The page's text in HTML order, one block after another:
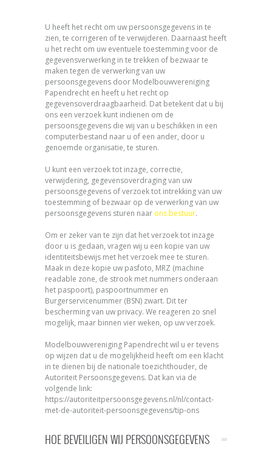
U heeft het recht om uw persoonsgegevens in te
zien, te corrigeren of te verwijderen. Daarnaast heeft
u het recht om uw eventuele toestemming voor de
gegevensverwerking in te trekken of bezwaar te
maken tegen de verwerking van uw
persoonsgegevens door Modelbouwvereniging
Papendrecht en heeft u het recht op
gegevensoverdraagbaarheid. Dat betekent dat u bij
ons een verzoek kunt indienen om de
persoonsgegevens die wij van u beschikken in een
computerbestand naar u of een ander, door u
genoemde organisatie, te sturen.
U kunt een verzoek tot inzage, correctie,
verwijdering, gegevensoverdraging van uw
persoonsgegevens of verzoek tot intrekking van uw
toestemming of bezwaar op de verwerking van uw
persoonsgegevens sturen naar ons bestuur.
Om er zeker van te zijn dat het verzoek tot inzage
door u is gedaan, vragen wij u een kopie van uw
identiteitsbewijs met het verzoek mee te sturen.
Maak in deze kopie uw pasfoto, MRZ (machine
readable zone, de strook met nummers onderaan
het paspoort), paspoortnummer en
Burgerservicenummer (BSN) zwart. Dit ter
bescherming van uw privacy. We reageren zo snel
mogelijk, maar binnen vier weken, op uw verzoek.
Modelbouwvereniging Papendrecht wil u er tevens
op wijzen dat u de mogelijkheid heeft om een klacht
in te dienen bij de nationale toezichthouder, de
Autoriteit Persoonsgegevens. Dat kan via de
volgende link:
https://autoriteitpersoonsgegevens.nl/nl/contact-
met-de-autoriteit-persoonsgegevens/tip-ons
HOE BEVEILIGEN WIJ PERSOONSGEGEVENS